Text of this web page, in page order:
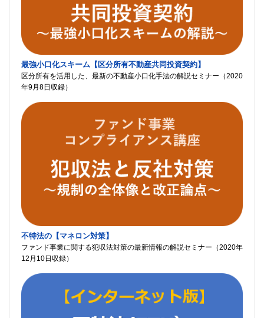
最強小口化スキーム【区分所有不動産共同投資契約】
区分所有を活用した、最新の不動産小口化手法の解説セミナー（2020
年9月8日収録）
不特法の【マネロン対策】
ファンド事業に関する犯収法対策の最新情報の解説セミナー（2020年
12月10日収録）